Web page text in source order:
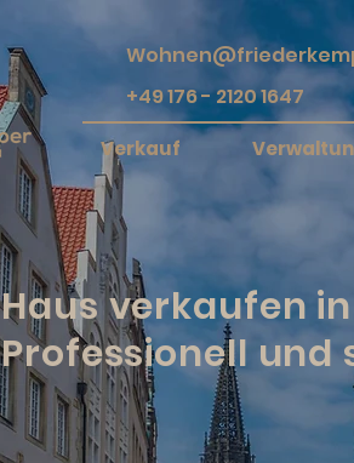
+49 176 - 2120 1647
Verkauf
Haus verkaufen
Professionell und